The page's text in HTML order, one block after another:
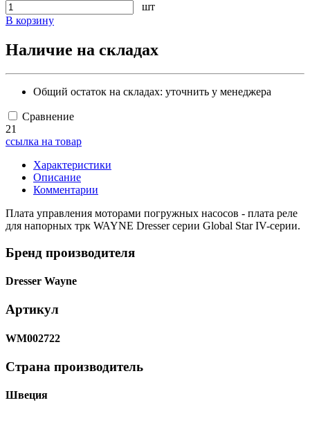
шт
В корзину
Наличие на складах
Общий остаток на складах: уточнить у менеджера
Сравнение
21
ссылка на товар
Характеристики
Описание
Комментарии
Плата управления моторами погружных насосов - плата реле
для напорных трк WAYNE Dresser серии Global Star IV-серии.
Бренд производителя
Dresser Wayne
Артикул
WM002722
Страна производитель
Швеция